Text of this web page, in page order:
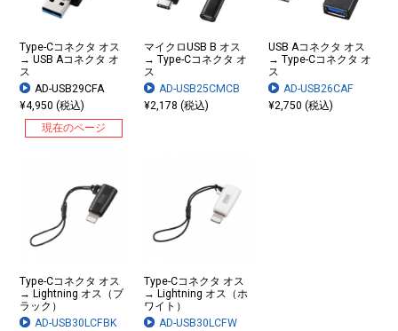
Type-Cコネクタ オス
→ USB Aコネクタ オ
ス
AD-USB29CFA
¥4,950 (税込)
現在のページ
マイクロUSB B オス
→ Type-Cコネクタ オ
ス
AD-USB25CMCB
¥2,178 (税込)
USB Aコネクタ オス
→ Type-Cコネクタ オ
ス
AD-USB26CAF
¥2,750 (税込)
Type-Cコネクタ オス
→ Lightning オス（ブ
ラック）
AD-USB30LCFBK
Type-Cコネクタ オス
→ Lightning オス（ホ
ワイト）
AD-USB30LCFW